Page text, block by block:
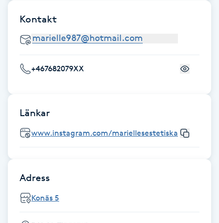
Gruppträning
Gua Sha-massage
Headspa
Healing
Kontakt
+467682079XX
Länkar
www.instagram.com/mariellesestetiska
Adress
Konäs 5